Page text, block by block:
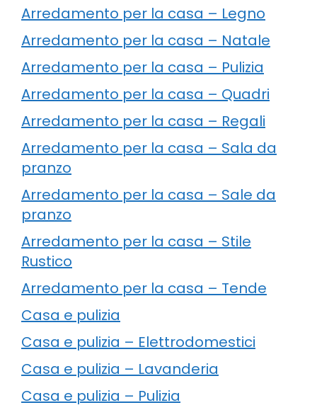
Arredamento per la casa – Legno
Arredamento per la casa – Natale
Arredamento per la casa – Pulizia
Arredamento per la casa – Quadri
Arredamento per la casa – Regali
Arredamento per la casa – Sala da
pranzo
Arredamento per la casa – Sale da
pranzo
Arredamento per la casa – Stile
Rustico
Arredamento per la casa – Tende
Casa e pulizia
Casa e pulizia – Elettrodomestici
Casa e pulizia – Lavanderia
Casa e pulizia – Pulizia